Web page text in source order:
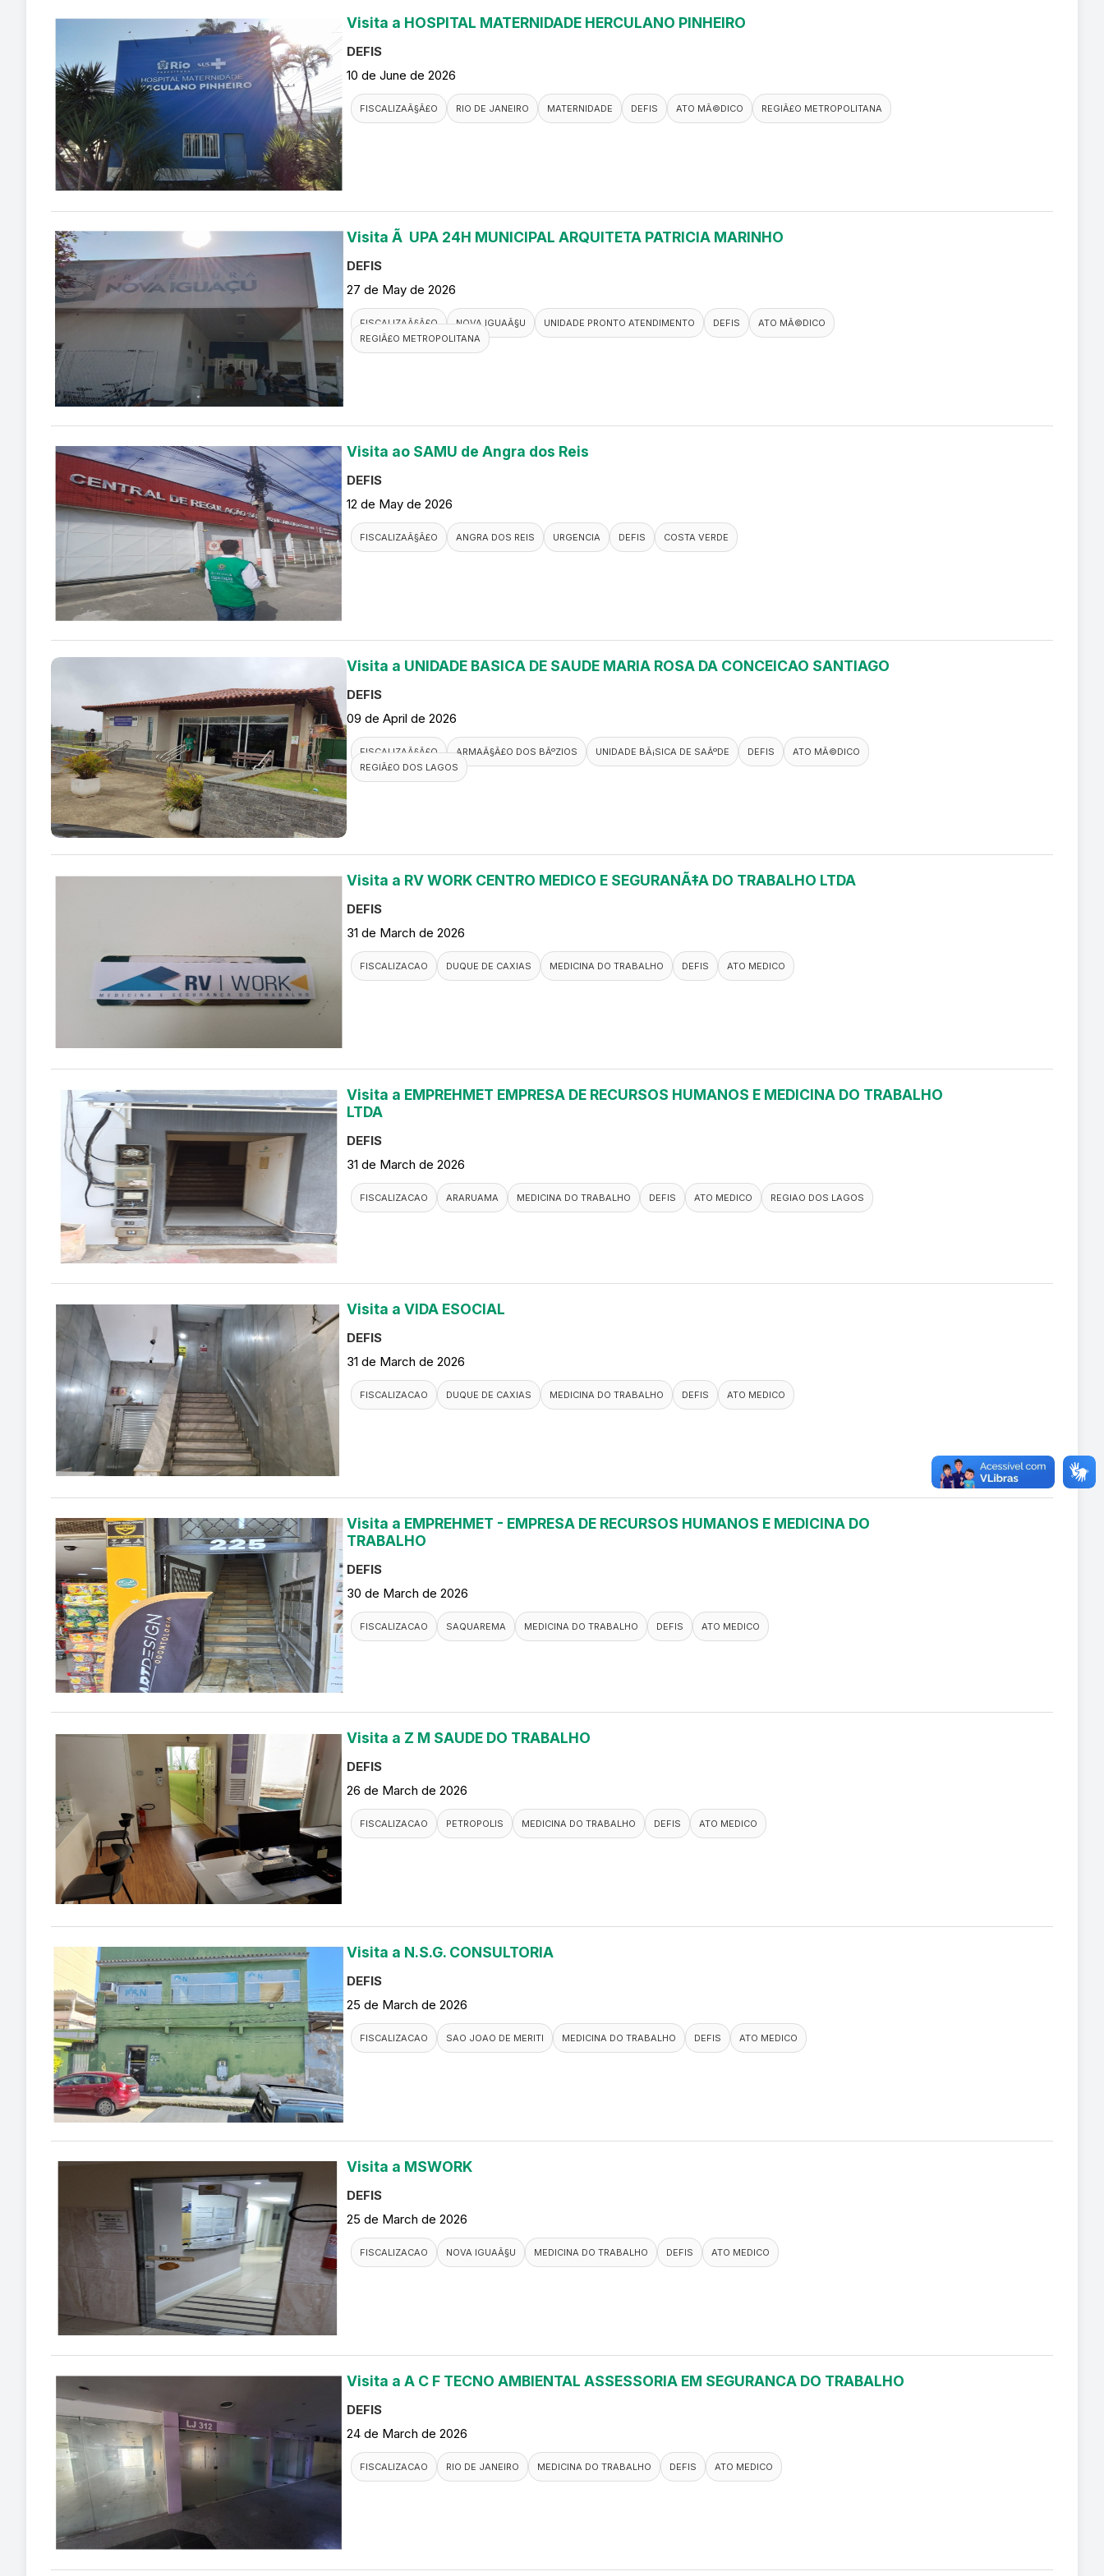
Visita a HOSPITAL MATERNIDADE HERCULANO PINHEIRO
DEFIS
10 de June de 2026
FISCALIZAÃ§Ã£O RIO DE JANEIRO MATERNIDADE DEFIS ATO MÃ©DICO REGIÃ£O METROPOLITANA
Visita Ã UPA 24H MUNICIPAL ARQUITETA PATRICIA MARINHO
DEFIS
27 de May de 2026
FISCALIZAÃ§Ã£O NOVA IGUAÃ§U UNIDADE PRONTO ATENDIMENTO DEFIS
ATO MÃ©DICO
REGIÃ£O METROPOLITANA
Visita ao SAMU de Angra dos Reis
DEFIS
12 de May de 2026
FISCALIZAÃ§Ã£O ANGRA DOS REIS URGENCIA DEFIS COSTA VERDE
Visita a UNIDADE BASICA DE SAUDE MARIA ROSA DA CONCEICAO SANTIAGO
DEFIS
09 de April de 2026
FISCALIZAÃ§Ã£O ARMAÃ§Ã£O DOS BÃºZIOS UNIDADE BÃ¡SICA DE SAÃºDE DEFIS
ATO MÃ©DICO
REGIÃ£O DOS LAGOS
Visita a RV WORK CENTRO MEDICO E SEGURANÃ‡A DO TRABALHO LTDA
DEFIS
31 de March de 2026
FISCALIZACAO DUQUE DE CAXIAS MEDICINA DO TRABALHO DEFIS ATO MEDICO
Visita a EMPREHMET EMPRESA DE RECURSOS HUMANOS E MEDICINA DO TRABALHO
LTDA
DEFIS
31 de March de 2026
FISCALIZACAO ARARUAMA MEDICINA DO TRABALHO DEFIS ATO MEDICO REGIAO DOS LAGOS
Visita a VIDA ESOCIAL
DEFIS
31 de March de 2026
FISCALIZACAO DUQUE DE CAXIAS MEDICINA DO TRABALHO DEFIS ATO MEDICO
Visita a EMPREHMET - EMPRESA DE RECURSOS HUMANOS E MEDICINA DO
TRABALHO
DEFIS
30 de March de 2026
FISCALIZACAO SAQUAREMA MEDICINA DO TRABALHO DEFIS ATO MEDICO
Visita a Z M SAUDE DO TRABALHO
DEFIS
26 de March de 2026
FISCALIZACAO PETROPOLIS MEDICINA DO TRABALHO DEFIS ATO MEDICO
Visita a N.S.G. CONSULTORIA
DEFIS
25 de March de 2026
FISCALIZACAO SAO JOAO DE MERITI MEDICINA DO TRABALHO DEFIS ATO MEDICO
Visita a MSWORK
DEFIS
25 de March de 2026
FISCALIZACAO NOVA IGUAÃ§U MEDICINA DO TRABALHO DEFIS ATO MEDICO
Visita a A C F TECNO AMBIENTAL ASSESSORIA EM SEGURANCA DO TRABALHO
DEFIS
24 de March de 2026
FISCALIZACAO RIO DE JANEIRO MEDICINA DO TRABALHO DEFIS ATO MEDICO